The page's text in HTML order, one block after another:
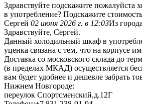
Здравствуйте подскажите
в употребление? Подскажите
Сергей 02 июня 2026 г. в 12:03Из
Здравствуйте, Сергей.
Данный холодильный шкаф в
уценка связана с тем, что на корпусе
Доставка со московского склада до
(в пределах МКАД) осуществляется
вам будет удобнее и дешевле забрать
Нижнем Новгороде:
переулок Спортсменский,д.12Г